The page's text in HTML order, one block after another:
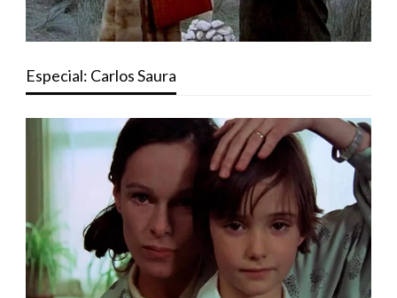
Especial: Carlos Saura